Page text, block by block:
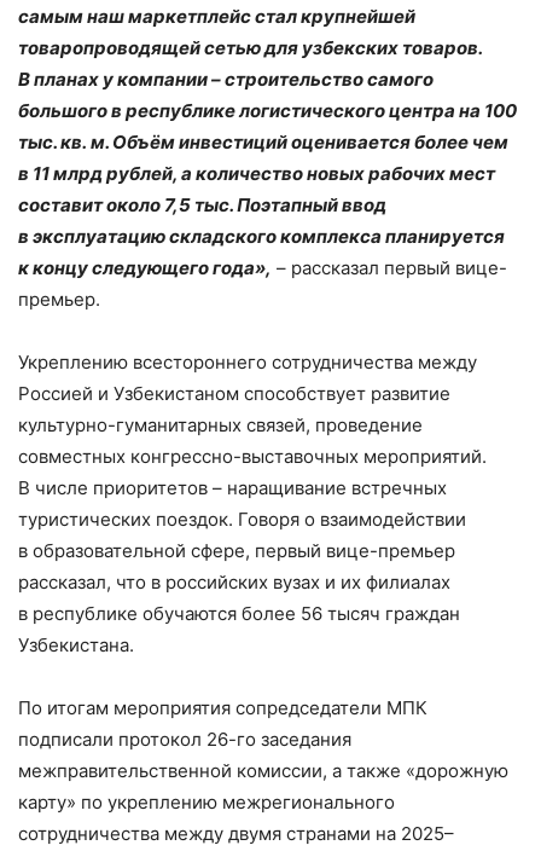
самым наш маркетплейс стал крупнейшей
товаропроводящей сетью для узбекских товаров.
В планах у компании – строительство самого
большого в республике логистического центра на 100
тыс. кв. м. Объём инвестиций оценивается более чем
в 11 млрд рублей, а количество новых рабочих мест
составит около 7,5 тыс. Поэтапный ввод
в эксплуатацию складского комплекса планируется
к концу следующего года», – рассказал первый вице-
премьер.
Укреплению всестороннего сотрудничества между
Россией и Узбекистаном способствует развитие
культурно-гуманитарных связей, проведение
совместных конгрессно-выставочных мероприятий.
В числе приоритетов – наращивание встречных
туристических поездок. Говоря о взаимодействии
в образовательной сфере, первый вице-премьер
рассказал, что в российских вузах и их филиалах
в республике обучаются более 56 тысяч граждан
Узбекистана.
По итогам мероприятия сопредседатели МПК
подписали протокол 26-го заседания
межправительственной комиссии, а также «дорожную
карту» по укреплению межрегионального
сотрудничества между двумя странами на 2025–